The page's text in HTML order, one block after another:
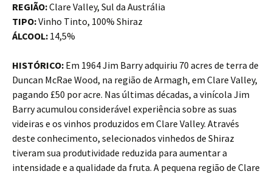
REGIÃO:Clare Valley, Sul da Austrália
TIPO:Vinho Tinto, 100% Shiraz
ÁLCOOL: 14,5%
HISTÓRICO: Em 1964 Jim Barry adquiriu 70 acres de terra de
Duncan McRae Wood, na região de Armagh, em Clare Valley,
pagando £50 por acre. Nas últimas décadas, a vinícola Jim
Barry acumulou considerável experiência sobre as suas
videiras e os vinhos produzidos em Clare Valley. Através
deste conhecimento, selecionados vinhedos de Shiraz
tiveram sua produtividade reduzida para aumentar a
intensidade e a qualidade da fruta. A pequena região de Clare